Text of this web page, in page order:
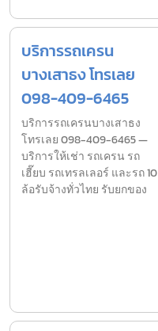
บริการรถเครน
บางเสาธง โทรเลย
098-409-6465
บริการรถเครนบางเสาธง
โทรเลย 098-409-6465 —
บริการให้เช่า รถเครน รถ
เฮี๊ยบ รถเทรลเลอร์ และรถ 10
ล้อรับจ้างทั่วไทย รับยกของ